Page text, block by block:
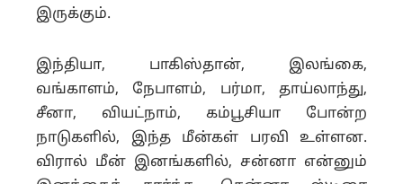
இருக்கும்.
இந்தியா, பாகிஸ்தான், இலங்கை,
வங்காளம், நேபாளம், பர்மா, தாய்லாந்து,
சீனா, வியட்நாம், கம்பூசியா போன்ற
நாடுகளில், இந்த மீன்கள் பரவி உள்ளன.
விரால் மீன் இனங்களில், சன்னா என்னும்